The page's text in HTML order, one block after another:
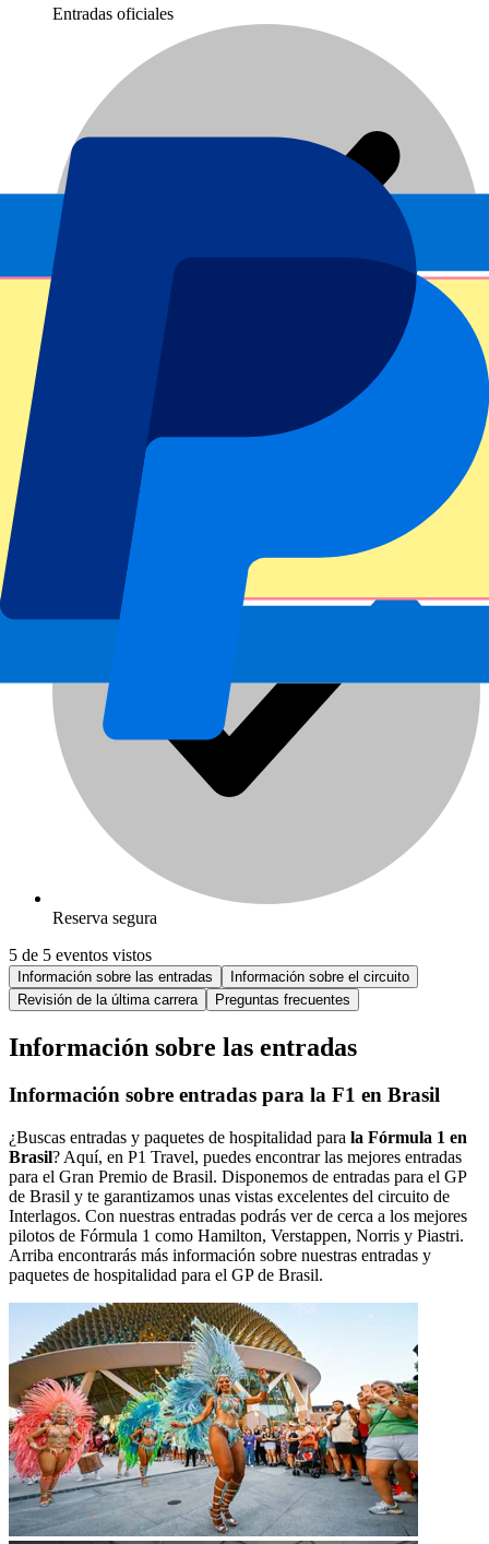
Entradas oficiales
Servicio dedicado
Reserva segura
5 de 5 eventos vistos
Información sobre las entradas
Información sobre el circuito
Revisión de la última carrera
Preguntas frecuentes
Información sobre las entradas
Información sobre entradas para la F1 en Brasil
¿Buscas entradas y paquetes de hospitalidad para la Fórmula 1 en
Brasil? Aquí, en P1 Travel, puedes encontrar las mejores entradas
para el Gran Premio de Brasil. Disponemos de entradas para el GP
de Brasil y te garantizamos unas vistas excelentes del circuito de
Interlagos. Con nuestras entradas podrás ver de cerca a los mejores
pilotos de Fórmula 1 como Hamilton, Verstappen, Norris y Piastri.
Arriba encontrarás más información sobre nuestras entradas y
paquetes de hospitalidad para el GP de Brasil.